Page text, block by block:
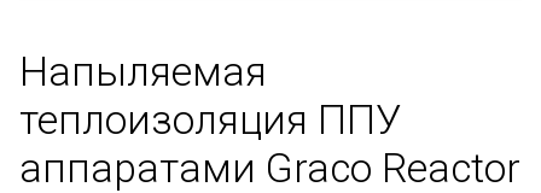
Напыляемая
теплоизоляция ППУ
аппаратами Graco Reactor